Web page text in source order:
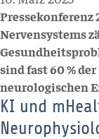
Pressekonferenz
Nervensystems
sind fast 60 %
neurologischen
KI und